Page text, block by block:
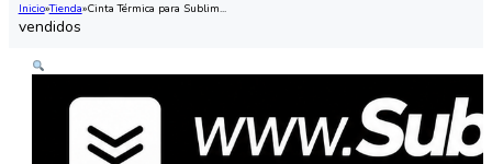
Inicio Tienda Cinta Térmica para Sublim...
vendidos